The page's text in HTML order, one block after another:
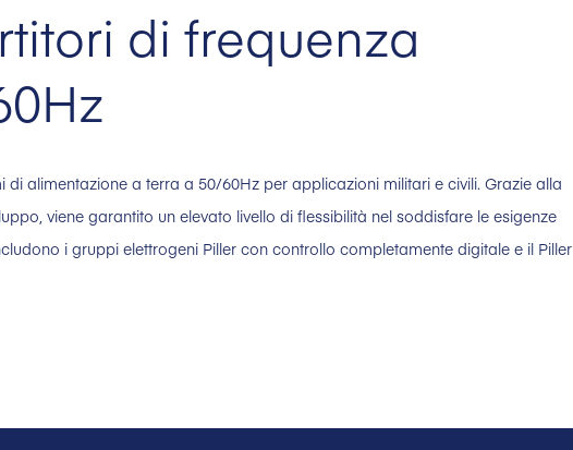
di frequenza
di alimentazione a terra a 50/60Hz per applicazioni militari e civili. Grazie alla
viene garantito un elevato livello di flessibilità nel soddisfare le esigenze
i gruppi elettrogeni Piller con controllo completamente digitale e il Piller